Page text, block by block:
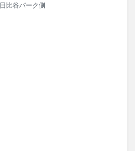
日比谷パーク側